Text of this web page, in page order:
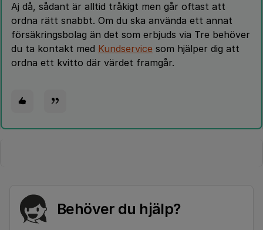
Aj då, sådant är alltid tråkigt men går oftast att
ordna rätt snabbt. Om du ska använda ett annat
försäkringsbolag än det som erbjuds via Tre behöver
du ta kontakt med Kundservice som hjälper dig att
ordna ett kvitto där värdet framgår.
Behöver du hjälp?